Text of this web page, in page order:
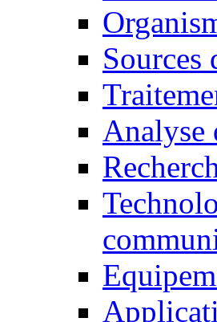
Analyse